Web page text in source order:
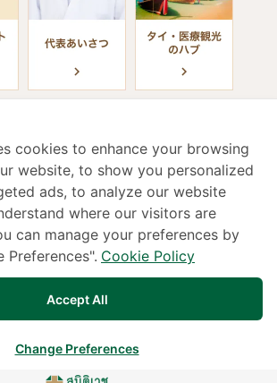
診療受付時間
無休 / 24時間（日本語対応）
02-022-2222
49, Klongtan Nua,Vadhana,
cookies to enhance your browsing
website, to show you personalized
ads, to analyze our website
where our visitors are
can manage your preferences by
Preferences". Cookie Policy
Accept All
Change Preferences